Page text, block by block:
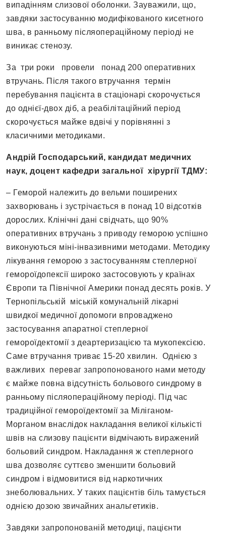
випадінням слизової оболонки. Зауважили, що,
завдяки застосуванню модифікованого кисетного
шва, в ранньому післяопераційному періоді не
виникає стенозу.
За три роки провели понад 200 оперативних
втручань. Після такого втручання термін
перебування пацієнта в стаціонарі скорочується
до однієї-двох діб, а реабілітаційний період
скорочується майже вдвічі у порівнянні з
класичними методиками.
Андрій Господарський, кандидат медичних
наук, доцент кафедри загальної хірургії TДМУ:
– Геморой належить до вельми поширених
захворювань і зустрічається в понад 10 відсотків
дорослих. Клінічні дані свідчать, що 90%
оперативних втручань з приводу геморою успішно
виконуються міні-інвазивними методами. Методику
лікування геморою з застосуванням степлерної
гемороїдопексії широко застосовують у країнах
Європи та Північної Америки понад десять років. У
Тернопільській міській комунальній лікарні
швидкої медичної допомоги впроваджено
застосування апаратної степлерної
гемороїдектомії з деартеризацією та мукопексією.
Саме втручання триває 15-20 хвилин. Однією з
важливих переваг запропонованого нами методу
є майже повна відсутність больового синдрому в
ранньому післяопераційному періоді. Під час
традиційної гемороїдектомії за Міліганом-
Морганом внаслідок накладання великої кількісті
швів на слизову пацієнти відмічають виражений
больовий синдром. Накладання ж степлерного
шва дозволяє суттєво зменшити больовий
синдром і відмовитися від наркотичних
знеболювальних. У таких пацієнтів біль тамується
однією дозою звичайних анальгетиків.
Завдяки запропонованій методиці, пацієнти